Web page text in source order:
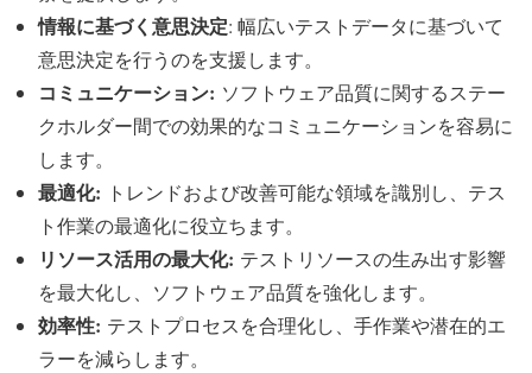
情報に基づく意思決定: 幅広いテストデータに基づいて
意思決定を行うのを支援します。
コミュニケーション: ソフトウェア品質に関するステー
クホルダー間での効果的なコミュニケーションを容易に
します。
最適化: トレンドおよび改善可能な領域を識別し、テス
ト作業の最適化に役立ちます。
リソース活用の最大化: テストリソースの生み出す影響
を最大化し、ソフトウェア品質を強化します。
効率性: テストプロセスを合理化し、手作業や潜在的エ
ラーを減らします。